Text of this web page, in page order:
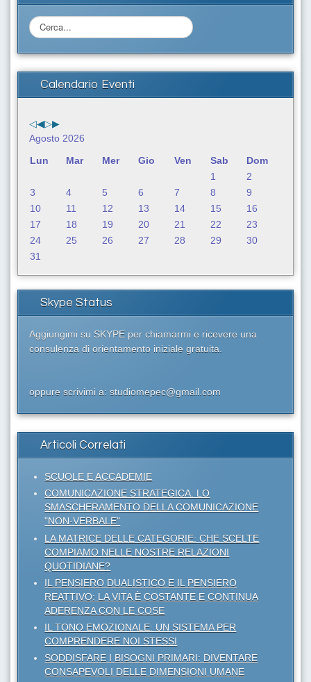
C
e
r
Calendario Eventi
Agosto 2026
Lun
Mar Mer Gio Ven Sab
Dom
1
2
3
4 5 6 7 8
9
10
11 12 13 14 15
16
17
18 19 20 21 22
23
24
25 26 27 28 29
30
31
Skype Status
Aggiungimi su SKYPE per chiamarmi e ricevere una
consulenza di orientamento iniziale gratuita.
oppure scrivimi a: studiomepec@gmail.com
Articoli Correlati
SCUOLE E ACCADEMIE
COMUNICAZIONE STRATEGICA: LO
SMASCHERAMENTO DELLA COMUNICAZIONE
"NON-VERBALE"
LA MATRICE DELLE CATEGORIE: CHE SCELTE
COMPIAMO NELLE NOSTRE RELAZIONI
QUOTIDIANE?
IL PENSIERO DUALISTICO E IL PENSIERO
REATTIVO: LA VITA È COSTANTE E CONTINUA
ADERENZA CON LE COSE
IL TONO EMOZIONALE: UN SISTEMA PER
COMPRENDERE NOI STESSI
SODDISFARE I BISOGNI PRIMARI: DIVENTARE
CONSAPEVOLI DELLE DIMENSIONI UMANE